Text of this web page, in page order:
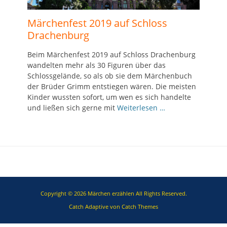
Märchenfest 2019 auf Schloss
Drachenburg
Beim Märchenfest 2019 auf Schloss Drachenburg
wandelten mehr als 30 Figuren über das
Schlossgelände, so als ob sie dem Märchenbuch
der Brüder Grimm entstiegen wären. Die meisten
Kinder wussten sofort, um wen es sich handelte
und ließen sich gerne mit Weiterlesen …
Copyright © 2026 Märchen erzählen All Rights Reserved.
Catch Adaptive von Catch Themes